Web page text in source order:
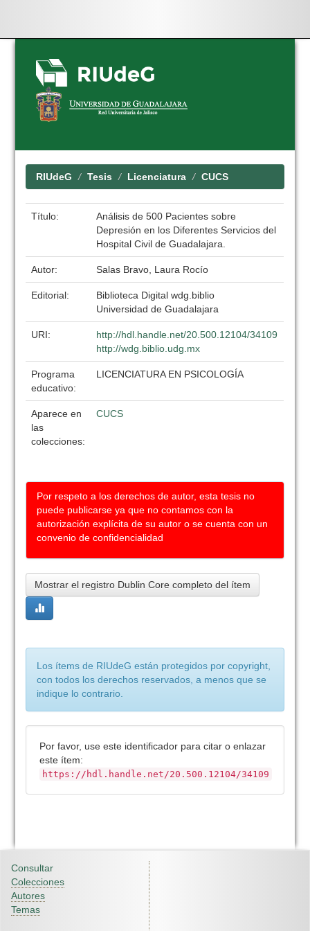
Skip
navigation
RIUdeG Tesis Licenciatura CUCS
Título:
Análisis de 500 Pacientes sobre
Depresión en los Diferentes Servicios del
Hospital Civil de Guadalajara.
Autor: Salas Bravo, Laura Rocío
Editorial:
Biblioteca Digital wdg.biblio
Universidad de Guadalajara
URI:
http://hdl.handle.net/20.500.12104/34109
http://wdg.biblio.udg.mx
Programa
educativo:
LICENCIATURA EN PSICOLOGÍA
Aparece en
las
colecciones:
CUCS
Por respeto a los derechos de autor, esta tesis no
puede publicarse ya que no contamos con la
autorización explícita de su autor o se cuenta con un
convenio de confidencialidad
Mostrar el registro Dublin Core completo del ítem
Los ítems de RIUdeG están protegidos por copyright,
con todos los derechos reservados, a menos que se
indique lo contrario.
Por favor, use este identificador para citar o enlazar
este ítem:
https://hdl.handle.net/20.500.12104/34109
Consultar
Colecciones
Autores
Temas